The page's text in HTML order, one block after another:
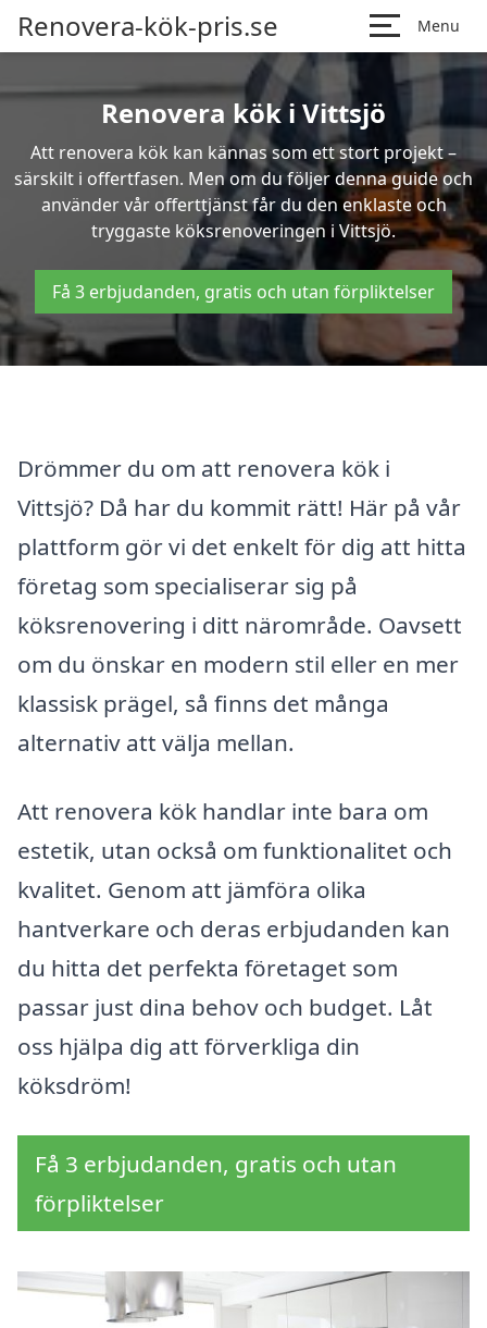
Renovera-kök-pris.se Menu
Renovera kök i Vittsjö
Att renovera kök kan kännas som ett stort projekt –
särskilt i offertfasen. Men om du följer denna guide och
använder vår offerttjänst får du den enklaste och
tryggaste köksrenoveringen i Vittsjö.
Få 3 erbjudanden, gratis och utan förpliktelser
Drömmer du om att renovera kök i
Vittsjö? Då har du kommit rätt! Här på vår
plattform gör vi det enkelt för dig att hitta
företag som specialiserar sig på
köksrenovering i ditt närområde. Oavsett
om du önskar en modern stil eller en mer
klassisk prägel, så finns det många
alternativ att välja mellan.
Att renovera kök handlar inte bara om
estetik, utan också om funktionalitet och
kvalitet. Genom att jämföra olika
hantverkare och deras erbjudanden kan
du hitta det perfekta företaget som
passar just dina behov och budget. Låt
oss hjälpa dig att förverkliga din
köksdröm!
Få 3 erbjudanden, gratis och utan
förpliktelser